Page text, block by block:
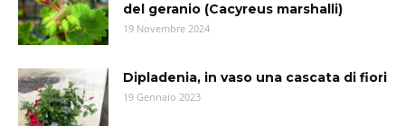
del geranio (Cacyreus marshalli)
19 Novembre 2024
Dipladenia, in vaso una cascata di fiori
19 Gennaio 2023